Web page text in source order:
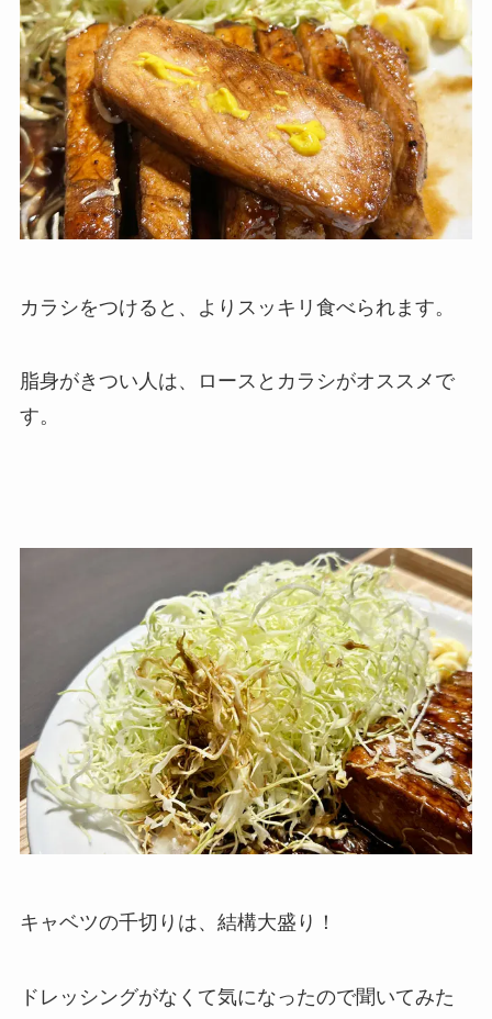
カラシをつけると、よりスッキリ食べられます。
脂身がきつい人は、ロースとカラシがオススメで
す。
キャベツの千切りは、結構大盛り！
ドレッシングがなくて気になったので聞いてみた